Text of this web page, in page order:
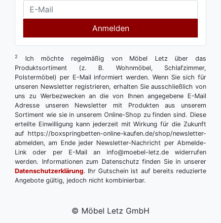
Anmelden
2
Ich möchte regelmäßig von Möbel Letz über das
Produktsortiment (z. B. Wohnmöbel, Schlafzimmer,
Polstermöbel) per E-Mail informiert werden. Wenn Sie sich für
unseren Newsletter registrieren, erhalten Sie ausschließlich von
uns zu Werbezwecken an die von Ihnen angegebene E-Mail
Adresse unseren Newsletter mit Produkten aus unserem
Sortiment wie sie in unserem Online-Shop zu finden sind. Diese
erteilte Einwilligung kann jederzeit mit Wirkung für die Zukunft
auf https://boxspringbetten-online-kaufen.de/shop/newsletter-
abmelden, am Ende jeder Newsletter-Nachricht per Abmelde-
Link oder per E-Mail an info@moebel-letz.de widerrufen
werden. Informationen zum Datenschutz finden Sie in unserer
Datenschutzerklärung. Ihr Gutschein ist auf bereits reduzierte
Angebote gültig, jedoch nicht kombinierbar.
© Möbel Letz GmbH